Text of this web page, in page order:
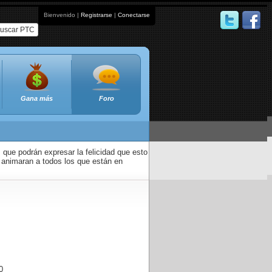
Bienvenido | Registrarse | Conectarse
PTC
Gana más Foro
que podrán expresar la felicidad que esto
a todos los que están en